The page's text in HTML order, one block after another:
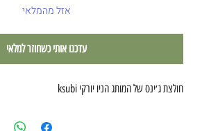
אזל מהמלאי
עדכנו אותי כשחוזר למלאי
חולצת ג׳ינס של המותג הניו יורקי ksubi